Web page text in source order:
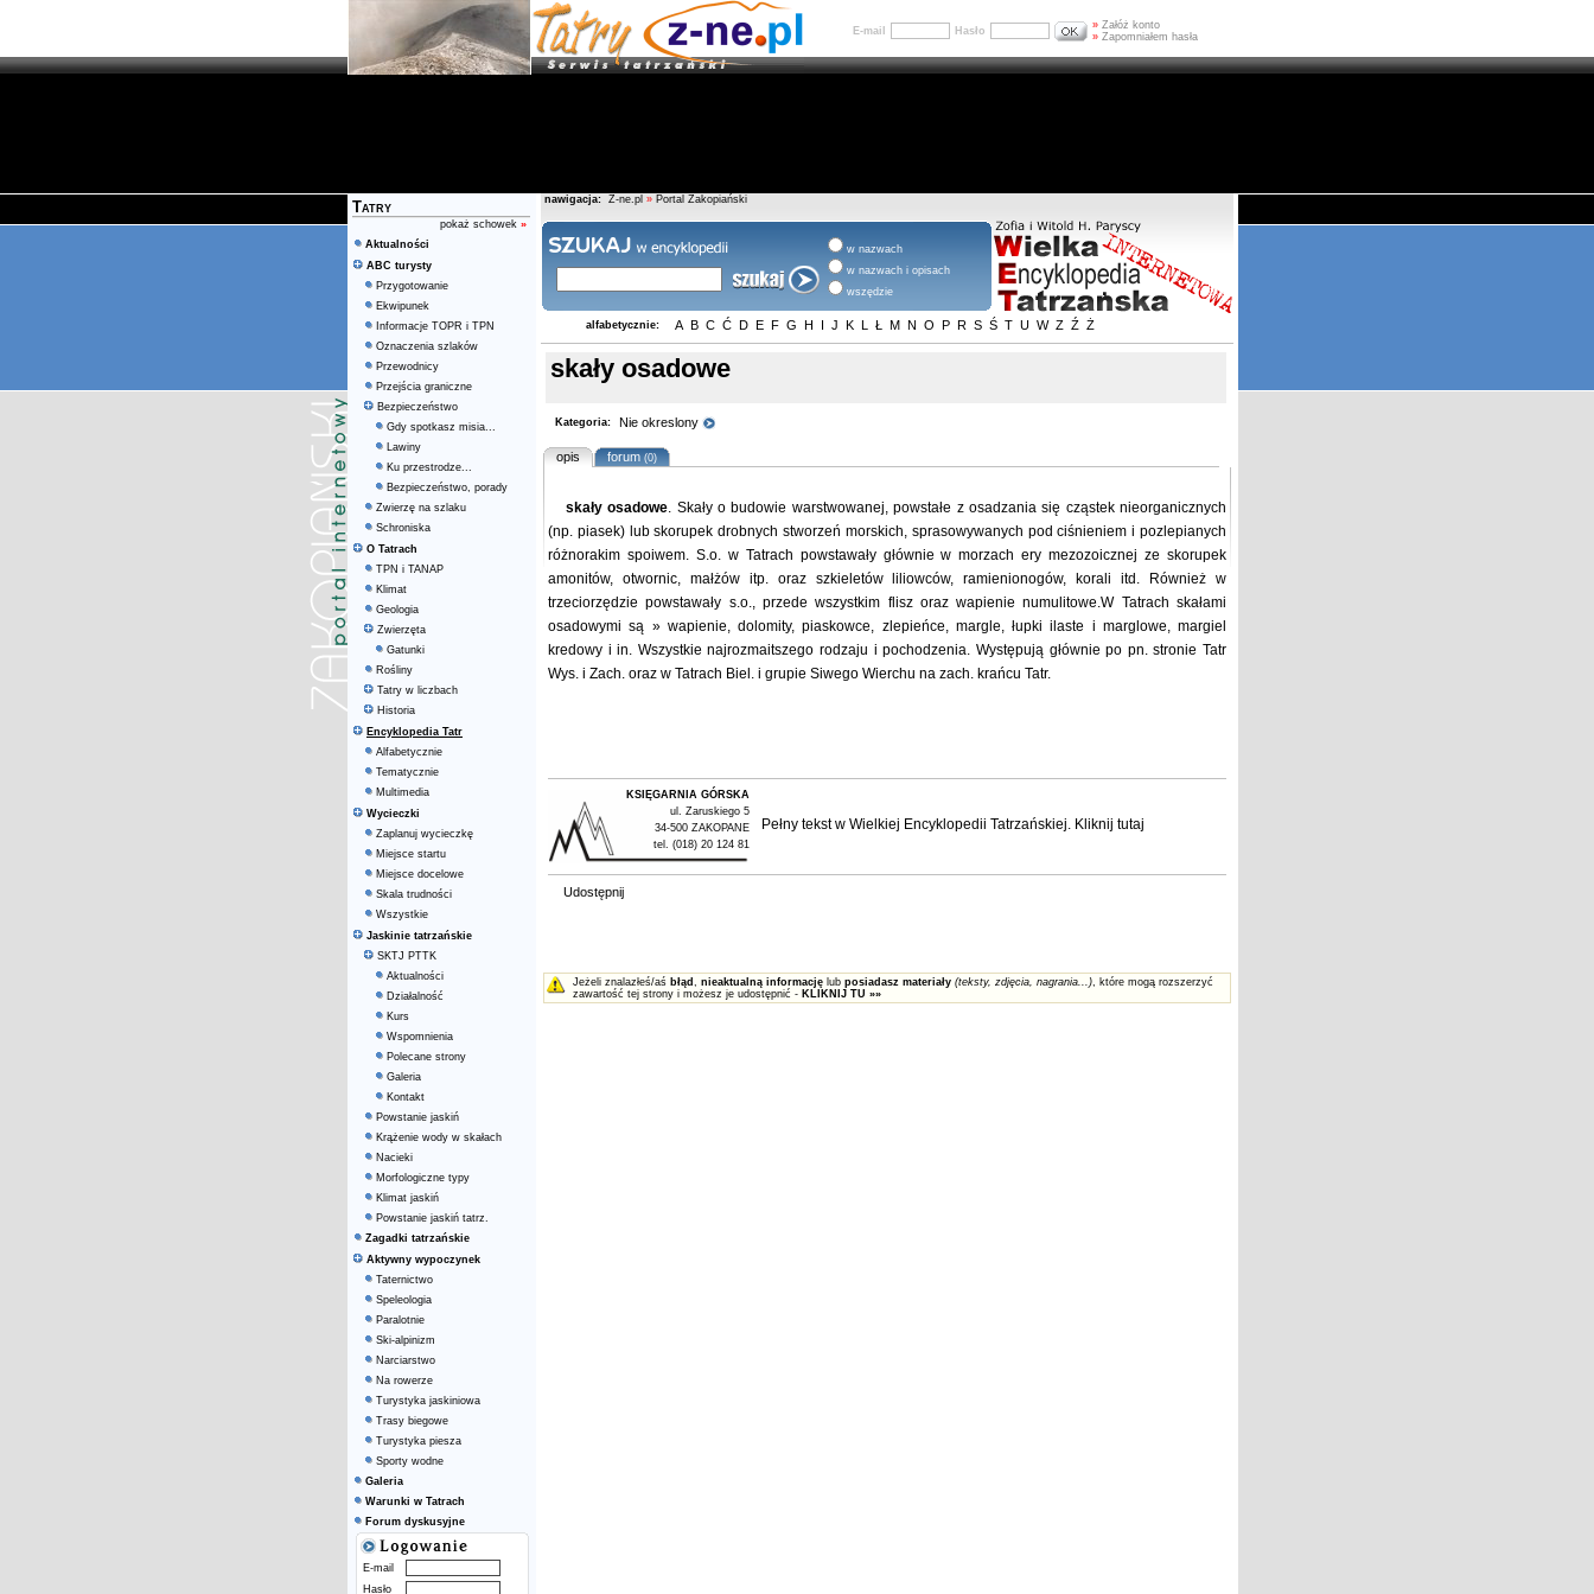
E-mail Hasło » Załóż konto
» Zapomniałem hasła
Tatry
pokaż schowek »
Aktualności
ABC turysty
Przygotowanie
Ekwipunek
Informacje TOPR i TPN
Oznaczenia szlaków
Przewodnicy
Przejścia graniczne
Bezpieczeństwo
Gdy spotkasz misia...
Lawiny
Ku przestrodze...
Bezpieczeństwo, porady
Zwierzę na szlaku
Schroniska
O Tatrach
TPN i TANAP
Klimat
Geologia
Zwierzęta
Gatunki
Rośliny
Tatry w liczbach
Historia
Encyklopedia Tatr
Alfabetycznie
Tematycznie
Multimedia
Wycieczki
Zaplanuj wycieczkę
Miejsce startu
Miejsce docelowe
Skala trudności
Wszystkie
Jaskinie tatrzańskie
SKTJ PTTK
Aktualności
Działalność
Kurs
Wspomnienia
Polecane strony
Galeria
Kontakt
Powstanie jaskiń
Krążenie wody w skałach
Nacieki
Morfologiczne typy
Klimat jaskiń
Powstanie jaskiń tatrz.
Zagadki tatrzańskie
Aktywny wypoczynek
Taternictwo
Speleologia
Paralotnie
Ski-alpinizm
Narciarstwo
Na rowerze
Turystyka jaskiniowa
Trasy biegowe
Turystyka piesza
Sporty wodne
Galeria
Warunki w Tatrach
Forum dyskusyjne
E-mail
Hasło
nawigacja: Z-ne.pl » Portal Zakopiański
w nazwach
w nazwach i opisach
wszędzie
alfabetycznie: A B C Ć D E F G H I J K L Ł M N O P R S Ś T U W Z Ź Ż
skały osadowe
Kategoria: Nie okreslony
opis forum(0)
skały osadowe. Skały o budowie warstwowanej, powstałe z osadzania się cząstek nieorganicznych
(np. piasek) lub skorupek drobnych stworzeń morskich, sprasowywanych pod ciśnieniem i pozlepianych
różnorakim spoiwem. S.o. w Tatrach powstawały głównie w morzach ery mezozoicznej ze skorupek
amonitów, otwornic, małżów itp. oraz szkieletów liliowców, ramienionogów, korali itd. Również w
trzeciorzędzie powstawały s.o., przede wszystkim flisz oraz wapienie numulitowe.W Tatrach skałami
osadowymi są » wapienie, dolomity, piaskowce, zlepieńce, margle, łupki ilaste i marglowe, margiel
kredowy i in. Wszystkie najrozmaitszego rodzaju i pochodzenia. Występują głównie po pn. stronie Tatr
Wys. i Zach. oraz w Tatrach Biel. i grupie Siwego Wierchu na zach. krańcu Tatr.
KSIĘGARNIA GÓRSKA
ul. Zaruskiego 5
34-500 ZAKOPANE
tel. (018) 20 124 81
Pełny tekst w Wielkiej Encyklopedii Tatrzańskiej. Kliknij tutaj
Udostępnij
Jeżeli znalazłeś/aś błąd , nieaktualną informację lub posiadasz materiały (teksty, zdjęcia, nagrania...), które mogą rozszerzyć
zawartość tej strony i możesz je udostępnić - KLIKNIJ TU »»